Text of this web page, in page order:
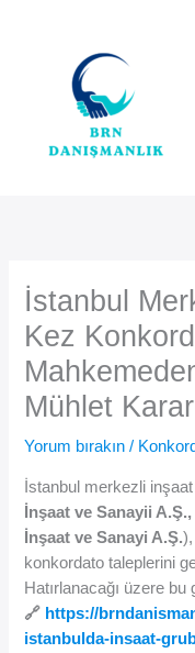
İstanbul
Kez
Mühlet
Yorum bırakın /
İstanbul merkezli
İnşaat ve Sanayii
İnşaat ve Sanayi A.Ş.
konkordato taleplerini
Hatırlanacağı üzere
🔗 https://
istanbulda-insaat-